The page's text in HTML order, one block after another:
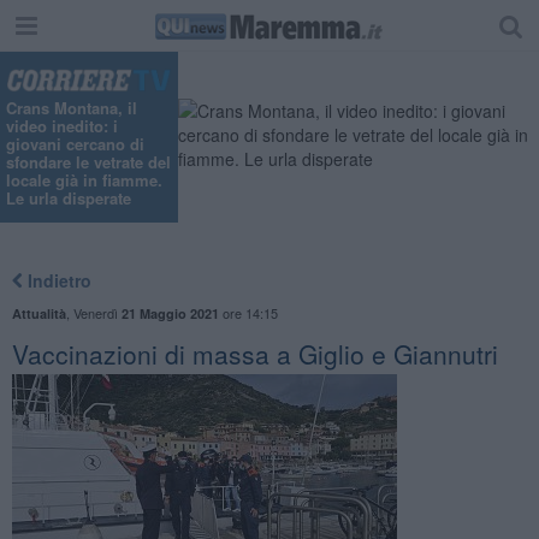
Crans Montana, il
video inedito: i
giovani cercano di
sfondare le vetrate del
locale già in fiamme.
Le urla disperate
Indietro
Attualità Venerdì 21 Maggio 2021 ore 14:15
Vaccinazioni di massa a Giglio e Giannutri